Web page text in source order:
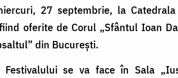
27 septembrie, la
oferite de Corul „Sfântul Ioan
din Bucureşti.
Festivalului se va face în Sala